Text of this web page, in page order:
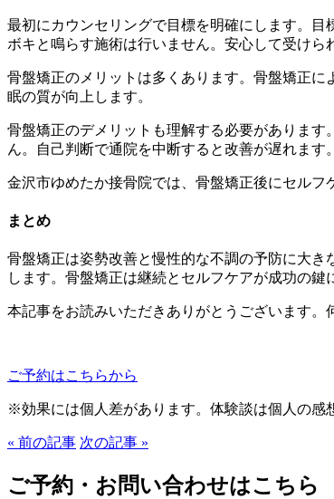
最初にカウンセリングで目標を明確にします。
ボキと鳴らす施術は行いません。安心して受けら
骨盤矯正のメリットは多くあります。骨盤矯正
眠の質が向上します。
骨盤矯正のデメリットも理解する必要がありま
ん。自己判断で通院を中断すると改善が遅れます。
金沢市ゆめたか接骨院では、骨盤矯正後にセル
まとめ
骨盤矯正は姿勢改善と慢性的な不調の予防に大
します。骨盤矯正は継続とセルフケアが成功の鍵
本記事をお読みいただきありがとうございます
ご予約はこちらから
※効果には個人差があります。体験談は個人の感
« 前の記事 次の記事 »
ご予約・お問い合わせはこちら